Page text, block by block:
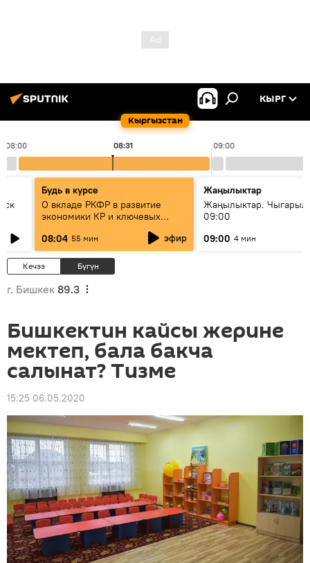
Кыргызстан
КЫРГ
08:00 09:00
08:31
Будь в курсе
О вкладе РКФР в развитие
экономики КР и ключевых
08:04 55 мин эфир
Жаңылыктар
Жаңылыктар.
09:00
09:00 4 мин
Кечээ Бүгүн
г. Бишкек 89.3
Бишкектин кайсы жерине
мектеп, бала бакча
салынат? Тизме
15:25 06.05.2020